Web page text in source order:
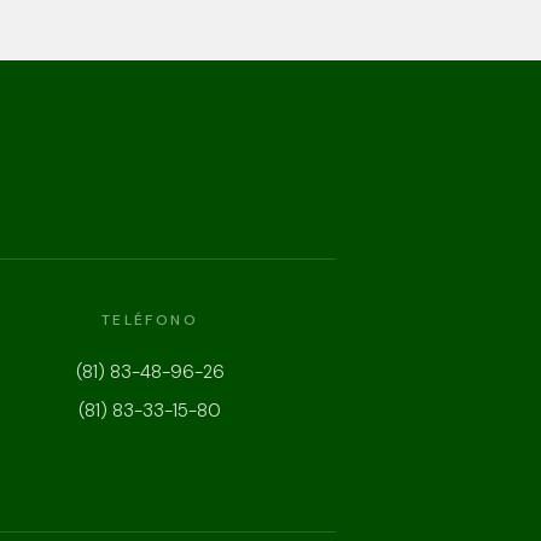
TELÉFONO
(81) 83-48-96-26
(81) 83-33-15-80